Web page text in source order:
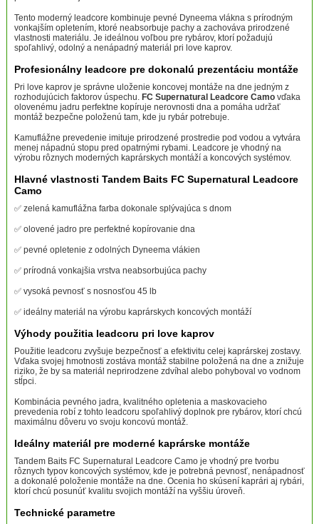
Tento moderný leadcore kombinuje pevné Dyneema vlákna s prírodným
vonkajším opletením, ktoré neabsorbuje pachy a zachováva prirodzené
vlastnosti materiálu. Je ideálnou voľbou pre rybárov, ktorí požadujú
spoľahlivý, odolný a nenápadný materiál pri love kaprov.
Profesionálny leadcore pre dokonalú prezentáciu montáže
Pri love kaprov je správne uloženie koncovej montáže na dne jedným z
rozhodujúcich faktorov úspechu. FC Supernatural Leadcore Camovďaka
olovenému jadru perfektne kopíruje nerovnosti dna a pomáha udržať
montáž bezpečne položenú tam, kde ju rybár potrebuje.
Kamuflážne prevedenie imituje prirodzené prostredie pod vodou a vytvára
menej nápadnú stopu pred opatrnými rybami. Leadcore je vhodný na
výrobu rôznych moderných kaprárskych montáží a koncových systémov.
Hlavné vlastnosti Tandem Baits FC Supernatural Leadcore
Camo
✅ zelená kamuflážna farba dokonale splývajúca s dnom
✅ olovené jadro pre perfektné kopírovanie dna
✅ pevné opletenie z odolných Dyneema vlákien
✅ prírodná vonkajšia vrstva neabsorbujúca pachy
✅ vysoká pevnosť s nosnosťou 45 lb
✅ ideálny materiál na výrobu kaprárskych koncových montáží
Výhody použitia leadcoru pri love kaprov
Použitie leadcoru zvyšuje bezpečnosť a efektivitu celej kaprárskej zostavy.
Vďaka svojej hmotnosti zostáva montáž stabilne položená na dne a znižuje
riziko, že by sa materiál neprirodzene zdvíhal alebo pohyboval vo vodnom
stĺpci.
Kombinácia pevného jadra, kvalitného opletenia a maskovacieho
prevedenia robí z tohto leadcoru spoľahlivý doplnok pre rybárov, ktorí chcú
maximálnu dôveru vo svoju koncovú montáž.
Ideálny materiál pre moderné kaprárske montáže
Tandem Baits FC Supernatural Leadcore Camo je vhodný pre tvorbu
rôznych typov koncových systémov, kde je potrebná pevnosť, nenápadnosť
a dokonalé položenie montáže na dne. Ocenia ho skúsení kaprári aj rybári,
ktorí chcú posunúť kvalitu svojich montáží na vyššiu úroveň.
Technické parametre